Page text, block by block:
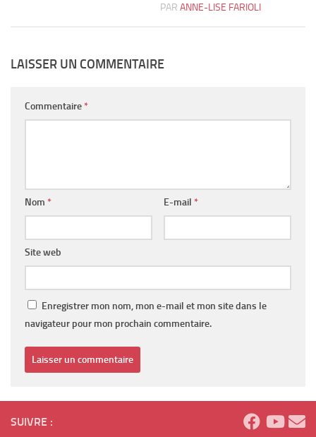
PAR ANNE-LISE FARIOLI
LAISSER UN COMMENTAIRE
Commentaire *
Nom * E-mail *
Site web
Enregistrer mon nom, mon e-mail et mon site dans le
navigateur pour mon prochain commentaire.
SUIVRE :